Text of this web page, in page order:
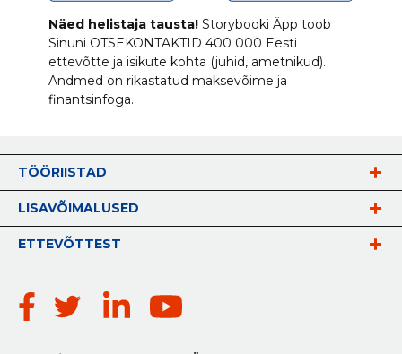
Näed helistaja tausta! Storybooki Äpp toob
Sinuni OTSEKONTAKTID 400 000 Eesti
ettevõtte ja isikute kohta (juhid, ametnikud).
Andmed on rikastatud maksevõime ja
finantsinfoga.
TÖÖRIISTAD
LISAVÕIMALUSED
ETTEVÕTTEST